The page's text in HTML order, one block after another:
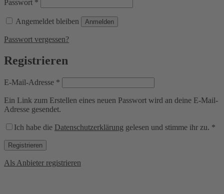
Passwort *
Angemeldet bleiben Anmelden
Passwort vergessen?
Registrieren
E-Mail-Adresse *
Ein Link zum Erstellen eines neuen Passwort wird an deine E-Mail-
Adresse gesendet.
Ich habe die Datenschutzerklärung gelesen und stimme ihr zu. *
Registrieren
Als Anbieter registrieren